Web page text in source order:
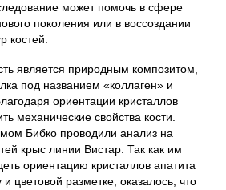
может помочь в сфере
поколения или в воссоздании
костей.
является природным композитом,
под названием «коллаген» и
ориентации кристаллов
механические свойства кости.
Бибко проводили анализ на
крыс линии Вистар. Так как им
ориентацию кристаллов апатита
цветовой разметке, оказалось, что